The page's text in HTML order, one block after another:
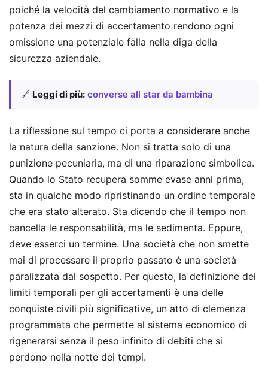
poiché la velocità del cambiamento normativo e la
potenza dei mezzi di accertamento rendono ogni
omissione una potenziale falla nella diga della
sicurezza aziendale.
🔗 Leggi di più: converse all star da bambina
La riflessione sul tempo ci porta a considerare anche
la natura della sanzione. Non si tratta solo di una
punizione pecuniaria, ma di una riparazione simbolica.
Quando lo Stato recupera somme evase anni prima,
sta in qualche modo ripristinando un ordine temporale
che era stato alterato. Sta dicendo che il tempo non
cancella le responsabilità, ma le sedimenta. Eppure,
deve esserci un termine. Una società che non smette
mai di processare il proprio passato è una società
paralizzata dal sospetto. Per questo, la definizione dei
limiti temporali per gli accertamenti è una delle
conquiste civili più significative, un atto di clemenza
programmata che permette al sistema economico di
rigenerarsi senza il peso infinito di debiti che si
perdono nella notte dei tempi.